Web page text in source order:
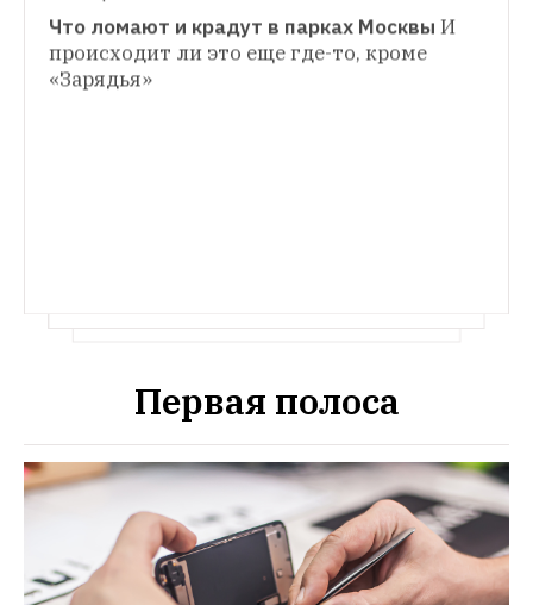
Что ломают и крадут в парках Москвы И
происходит ли это еще где-то, кроме
«Зарядья»
Первая полоса